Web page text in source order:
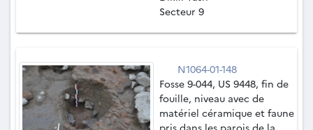
Secteur 9
N1064-01-148
Fosse 9-044, US 9448, fin de
fouille, niveau avec de
matériel céramique et faune
pris dans les parois de la